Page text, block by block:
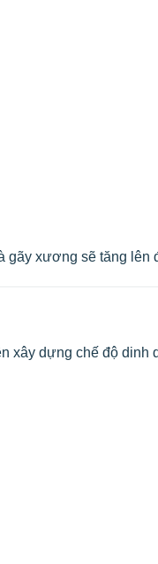
gãy xương sẽ tăng lên
xây dựng chế độ dinh